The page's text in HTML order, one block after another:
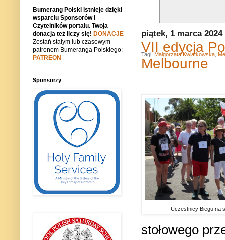
piątek, 1 marca 2024
VII edycja
Melbourne
Uczestnicy Biegu na
stołowego
Tagi: Małgorzata Kwiatkowska
Bumerang Polski istnieje dzięki
wsparciu Sponsorów i
Czytelników portalu. Twoja
donacja też liczy się! DONACJE
Zostań stałym lub czasowym
patronem Bumeranga Polskiego:
PATREON
Sponsorzy